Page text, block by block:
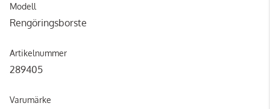
Modell
Rengöringsborste
Artikelnummer
289405
Varumärke